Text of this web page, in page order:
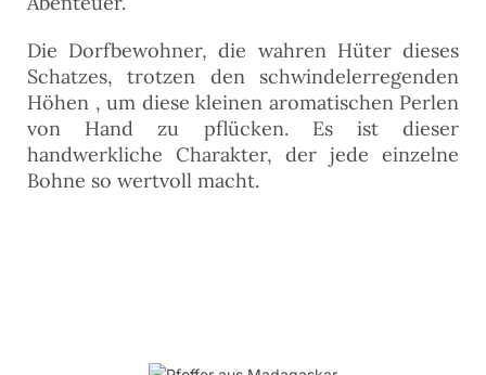
Die Dorfbewohner, die wahren Hüter dieses
Schatzes, trotzen den schwindelerregenden
Höhen , um diese kleinen aromatischen Perlen
von Hand zu pflücken. Es ist dieser
handwerkliche Charakter, der jede einzelne
Bohne so wertvoll macht.